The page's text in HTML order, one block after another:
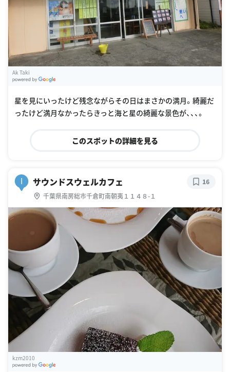
Ak Taki
星を見にいったけど残念ながらその日はまさかの満月。綺麗だ
ったけど満月なかったらきっと海と星の綺麗な景色が、、、。
このスポットの詳細を見る
サウンドスウェルカフェ
千葉県南房総市千倉町南朝夷１１４８-１
16
kzm2010